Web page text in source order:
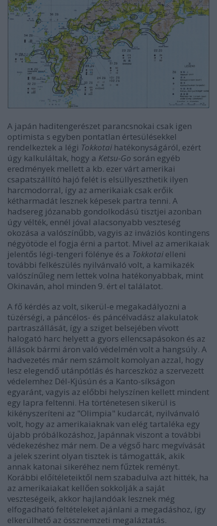
A japán haditengerészet parancsnokai csak igen
optimista s egyben pontatlan értesülésekkel
rendelkeztek a légi Tokkotai hatékonyságáról, ezért
úgy kalkuláltak, hogy a Ketsu-Go során egyéb
eredmények mellett a kb. ezer várt amerikai
csapatszállító hajó felét is elsüllyeszthetik ilyen
harcmodorral, így az amerikaiak csak erőik
kétharmadát lesznek képesek partra tenni. A
hadsereg józanabb gondolkodású tisztjei azonban
úgy vélték, ennél jóval alacsonyabb veszteség
okozása a valószínűbb, vagyis az inváziós kontingens
négyötöde el fogja érni a partot. Mivel az amerikaiak
jelentős légi-tengeri fölénye és a Tokkotai elleni
további felkészülés nyilvánvaló volt, a kamikazék
valószínűleg nem lettek volna hatékonyabbak, mint
Okinaván, ahol minden 9. ért el találatot.
A fő kérdés az volt, sikerül-e megakadályozni a
tüzérségi, a páncélos- és páncélvadász alakulatok
partraszállását, így a sziget belsejében vívott
halogató harc helyett a gyors ellencsapásokon és az
állások bármi áron való védelmén volt a hangsúly. A
hadvezetés már nem számolt komolyan azzal, hogy
lesz elegendő utánpótlás és harceszköz a szervezett
védelemhez Dél-Kjúsún és a Kanto-síkságon
egyaránt, vagyis az előbbi helyszínen kellett mindent
egy lapra feltenni. Ha történetesen sikerül is
kikényszeríteni az "Olimpia" kudarcát, nyilvánvaló
volt, hogy az amerikaiaknak van elég tartaléka egy
újabb próbálkozáshoz, Japánnak viszont a további
védekezéshez már nem. De a végső harc megvívását
a jelek szerint olyan tisztek is támogatták, akik
annak katonai sikeréhez nem fűztek reményt.
Korábbi előítéleteiktől nem szabadulva azt hitték, ha
az amerikaiakat kellően sokkolják a saját
veszteségeik, akkor hajlandóak lesznek még
elfogadható feltételeket ajánlani a megadáshoz, így
elkerülhető az össznemzeti megaláztatás.